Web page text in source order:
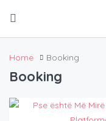
Home Booking
Booking